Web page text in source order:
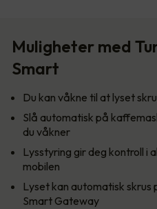
Muligheter med
Smart
Du kan våkne til at lyset
Slå automatisk på
du våkner
Lysstyring gir deg kontroll i
mobilen
Lyset kan automatisk skrus
Smart Gateway